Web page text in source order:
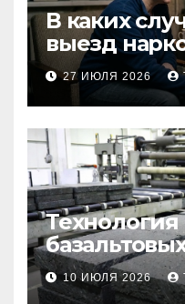
В каких
выезд
пациенту
27 ИЮЛЯ 2026
по ГОСТ
10 ИЮЛЯ 2026